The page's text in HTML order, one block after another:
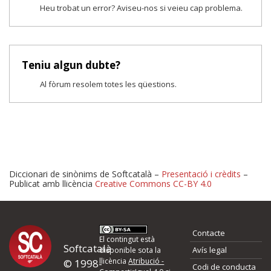
Heu trobat un error? Aviseu-nos si veieu cap problema.
Teniu algun dubte?
Al fòrum resolem totes les qüestions.
Proposeu-nos millores o
d'errors
Si heu trobat un error o voleu proposar alguna millora, ompliu els
Diccionari de sinònims de Softcatalà – Presentació i crèdits –
Publicat amb llicència Creative Commons CC-BY 4.0
Softcatalà
© 1998-
El contingut està
disponible sota la
llicènciaAtribució -
Contacte
Avís legal
Codi de conducta